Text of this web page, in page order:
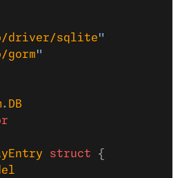
driver/sqlite"
gorm"
. DB
struct {